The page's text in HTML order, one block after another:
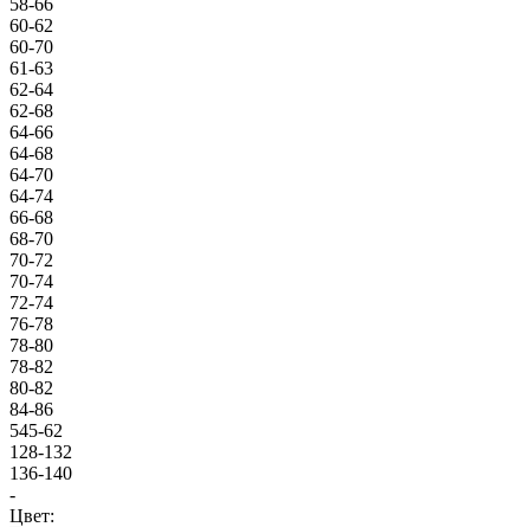
60-62
60-70
61-63
62-64
62-68
64-66
64-68
64-70
64-74
66-68
68-70
70-72
70-74
72-74
76-78
78-80
78-82
80-82
84-86
545-62
128-132
136-140
-
Цвет: